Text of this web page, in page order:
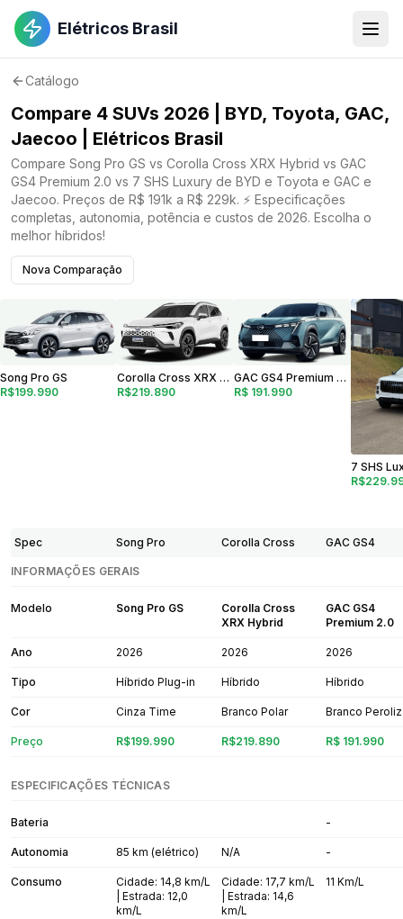
Elétricos Brasil
Catálogo
Compare 4 SUVs 2026 | BYD, Toyota, GAC,
Jaecoo | Elétricos Brasil
Compare Song Pro GS vs Corolla Cross XRX Hybrid vs GAC
GS4 Premium 2.0 vs 7 SHS Luxury de BYD e Toyota e GAC e
Jaecoo. Preços de R$ 191k a R$ 229k. ⚡ Especificações
completas, autonomia, potência e custos de 2026. Escolha o
melhor híbridos!
Nova Comparação
Song Pro GS
R$199.990
Corolla Cross XRX Hybrid
R$219.890
GAC GS4 Premium 2.0
R$ 191.990
7 SHS
Spec Song Pro Corolla Cross GAC GS4
INFORMAÇÕES GERAIS
Modelo Song Pro GS
Corolla Cross
XRX Hybrid
GAC GS4
Premium 2.0
Ano 2026 2026 2026
Tipo Híbrido Plug-in Híbrido Híbrido
Cor Cinza Time Branco Polar Branco
Preço R$199.990 R$219.890 R$ 191.990
ESPECIFICAÇÕES TÉCNICAS
Bateria -
Autonomia 85 km (elétrico) N/A -
Consumo
Cidade: 14,8 km/L
| Estrada: 12,0
km/L
Cidade: 17,7 km/L
| Estrada: 14,6
km/L
11 Km/L